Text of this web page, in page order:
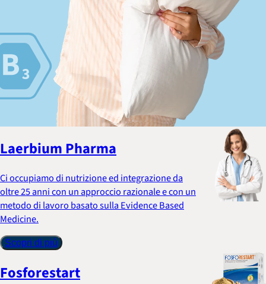
Laerbium Pharma
Ci occupiamo di nutrizione ed integrazione da
oltre 25 anni con un approccio razionale e con un
metodo di lavoro basato sulla Evidence Based
Medicine.
Scopri di più
Fosforestart